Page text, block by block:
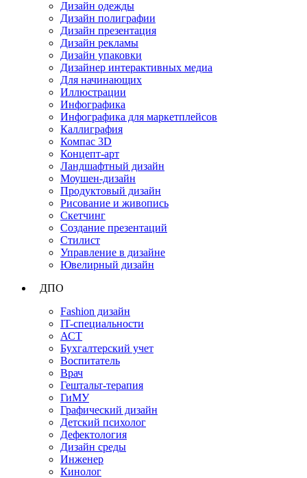
Дизайн одежды
Дизайн полиграфии
Дизайн презентация
Дизайн рекламы
Дизайн упаковки
Дизайнер интерактивных медиа
Для начинающих
Иллюстрации
Инфографика
Инфографика для маркетплейсов
Каллиграфия
Компас 3D
Концепт-арт
Ландшафтный дизайн
Моушен-дизайн
Продуктовый дизайн
Рисование и живопись
Скетчинг
Создание презентаций
Стилист
Управление в дизайне
Ювелирный дизайн
ДПО
Fashion дизайн
IT-специальности
АСТ
Бухгалтерский учет
Воспитатель
Врач
Гештальт-терапия
ГиМУ
Графический дизайн
Детский психолог
Дефектология
Дизайн среды
Инженер
Кинолог